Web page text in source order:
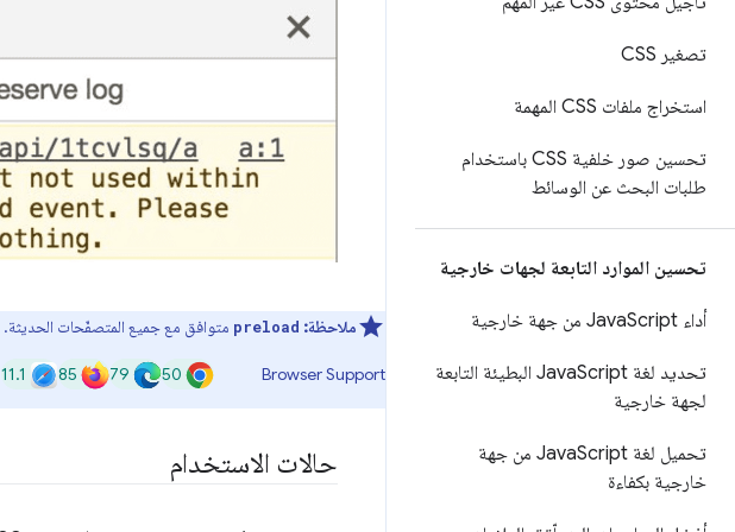
تصغير CSS
استخراج ملفات CSS المهمة
تحسين صور خلفية CSS باستخدام
طلبات البحث عن الوسائط
تحسين الموارد التابعة لجهات خارجية
أداء Java Script من جهة خارجية
تحديد لغة Java
Script البطيئة التابعة
لجهة خارجية
تحميل لغة Java
Script من جهة
خارجية بكفاءة
ملاحظة: preload متوافق مع جميع المتصفّحات الحديثة.
Browser Support
50
79
85
11.1
حالات الاستخدام